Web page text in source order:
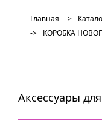
Главная ->
->
КОРОБКА
Аксессуары